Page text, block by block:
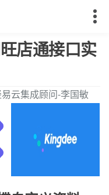
店通接口实
云集成顾问-李国敏